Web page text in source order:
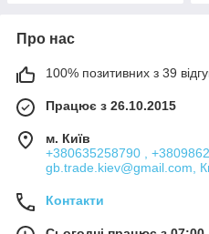
Про нас
100% позитивних з 39
Працює з 26.10.2015
м. Київ
+380635258790 ,
gb.trade.kiev@gmail.com,
Контакти